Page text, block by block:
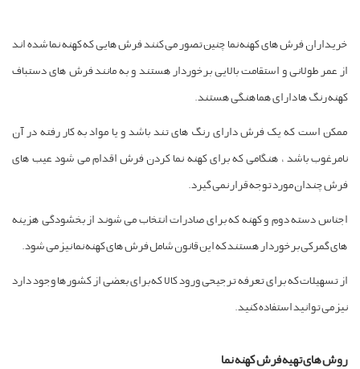
خریداران فرش های کهنه نما چنین تصور می کنند فرش هایی که کهنه نما شده اند
از عمر طولانی و استقامت بالایی برخوردار هستند و به مانند فرش های دستباف
کهنه رنگ ها دارای هماهنگی هستند.
ممکن است که یک فرش دارای رنگ های تند باشد و یا مواد به کار رفته در آن
نامرغوب باشد ، هنگامی که برای کهنه نما کردن فرش اقدام می شود عیب های
فرش چندان مورد توجه قرار نمی گیرد.
اجناس دسته دوم و کهنه که برای صادرات انتخاب می شوند از بخشودگی هزینه
های گمرکی برخوردار هستند که این قانون شامل فرش های کهنه نما نیز می شود.
از تسهیلات که برای تعرفه ترجیحی ورود کالا که برای بعضی از کشورها وجود دارد
نیز می توانید استفاده کنید.
روش های تهیه فرش کهنه نما